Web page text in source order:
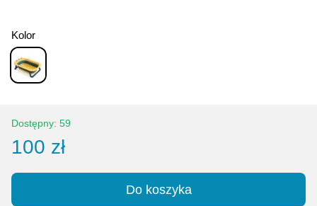
Kolor
Dostępny: 59
100 zł
Do koszyka